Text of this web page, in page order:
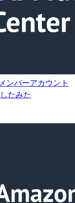
ンバーアカウント
たみた